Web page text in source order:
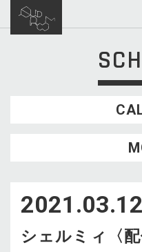
2
3 4
16
17 18
2021.03.12
シェルミィ〈配